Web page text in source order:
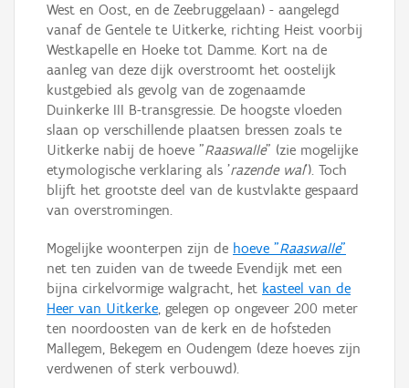
West en Oost, en de Zeebruggelaan) - aangelegd
vanaf de Gentele te Uitkerke, richting Heist voorbij
Westkapelle en Hoeke tot Damme. Kort na de
aanleg van deze dijk overstroomt het oostelijk
kustgebied als gevolg van de zogenaamde
Duinkerke III B-transgressie. De hoogste vloeden
slaan op verschillende plaatsen bressen zoals te
Uitkerke nabij de hoeve "Raaswalle" (zie mogelijke
etymologische verklaring als 'razende wal'). Toch
blijft het grootste deel van de kustvlakte gespaard
van overstromingen.
Mogelijke woonterpen zijn de hoeve "Raaswalle"
net ten zuiden van de tweede Evendijk met een
bijna cirkelvormige walgracht, het kasteel van de
Heer van Uitkerke, gelegen op ongeveer 200 meter
ten noordoosten van de kerk en de hofsteden
Mallegem, Bekegem en Oudengem (deze hoeves zijn
verdwenen of sterk verbouwd).